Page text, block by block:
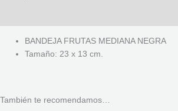
BANDEJA FRUTAS MEDIANA NEGRA
Tamaño: 23 x 13 cm.
También te recomendamos…